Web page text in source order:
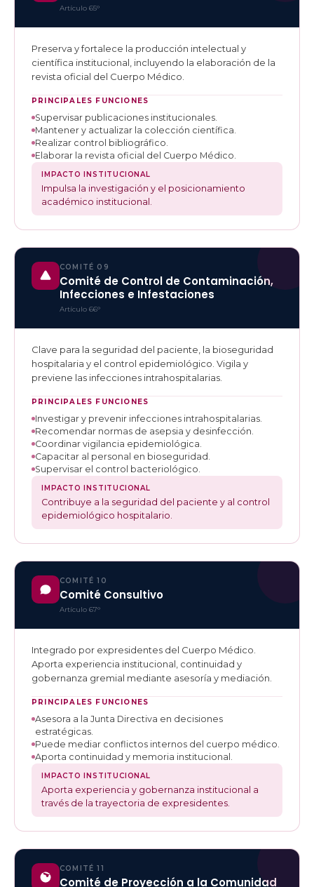
Artículo 65°
Preserva y fortalece la producción intelectual y
científica institucional, incluyendo la elaboración de la
revista oficial del Cuerpo Médico.
PRINCIPALES FUNCIONES
Supervisar publicaciones institucionales.
Mantener y actualizar la colección científica.
Realizar control bibliográfico.
Elaborar la revista oficial del Cuerpo Médico.
IMPACTO INSTITUCIONAL
Impulsa la investigación y el posicionamiento
académico institucional.
COMITÉ 09
Comité de Control de Contaminación,
Infecciones e Infestaciones
Artículo 66°
Clave para la seguridad del paciente, la bioseguridad
hospitalaria y el control epidemiológico. Vigila y
previene las infecciones intrahospitalarias.
PRINCIPALES FUNCIONES
Investigar y prevenir infecciones intrahospitalarias.
Recomendar normas de asepsia y desinfección.
Coordinar vigilancia epidemiológica.
Capacitar al personal en bioseguridad.
Supervisar el control bacteriológico.
IMPACTO INSTITUCIONAL
Contribuye a la seguridad del paciente y al control
epidemiológico hospitalario.
COMITÉ 10
Comité Consultivo
Artículo 67°
Integrado por expresidentes del Cuerpo Médico.
Aporta experiencia institucional, continuidad y
gobernanza gremial mediante asesoría y mediación.
PRINCIPALES FUNCIONES
Asesora a la Junta Directiva en decisiones
estratégicas.
Puede mediar conflictos internos del cuerpo médico.
Aporta continuidad y memoria institucional.
IMPACTO INSTITUCIONAL
Aporta experiencia y gobernanza institucional a
través de la trayectoria de expresidentes.
COMITÉ 11
Comité de Proyección a la Comunidad